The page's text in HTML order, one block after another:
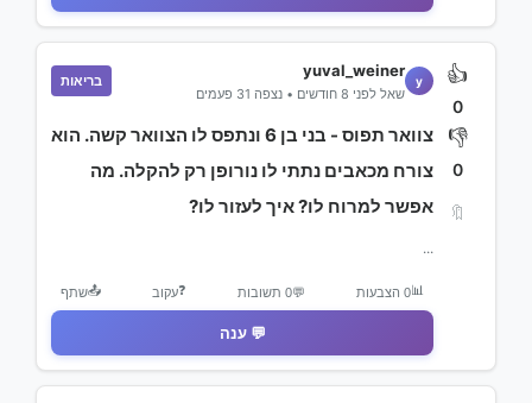
👍
0
👎
0
🔖
y
yuval_weiner
שאל לפני 8 חודשים • נצפה 31 פעמים
בריאות
צוואר תפוס - בני בן 6 ונתפס לו הצוואר קשה. הוא
צורח מכאבים נתתי לו נורופן רק להקלה. מה
אפשר למרוח לו? איך לעזור לו?
...
📊0 הצבעות 💬0 תשובות ❓עקוב 📤שתף
💬 ענה